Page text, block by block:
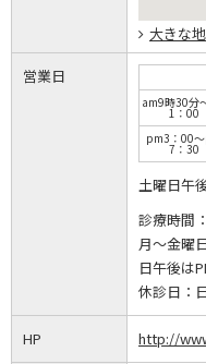
大きな
営業日
am9時30分
1：00
pm3：00
7：30
土曜日午
診療時間：
月～金曜
日午後は
休診日：
HP http://